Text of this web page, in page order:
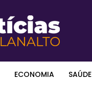
ECONOMIA SAÚDE